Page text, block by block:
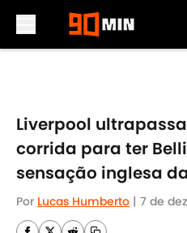
Liverpool
corrida para ter
sensação inglesa
Por Lucas Humberto | 7 de